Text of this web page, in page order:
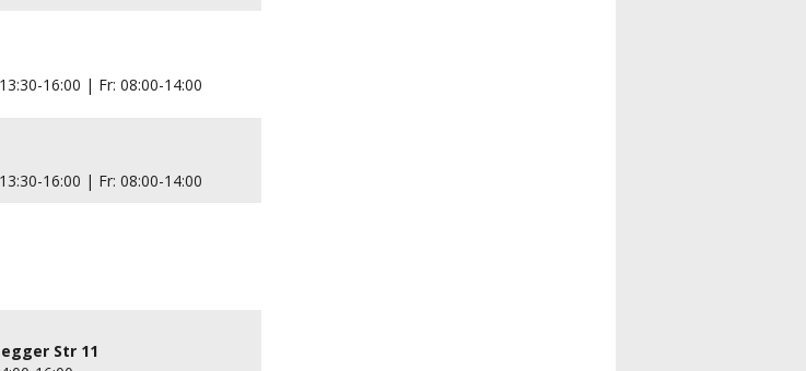
16:00 | Fr: 08:00-14:00
16:00 | Fr: 08:00-14:00
Str 11